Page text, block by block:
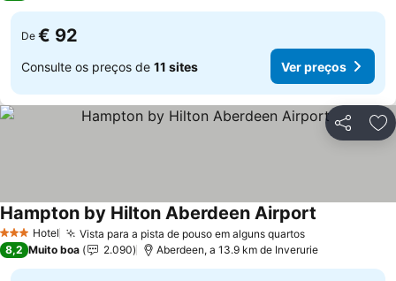
De € 92
Consulte os preços de 11 sites Ver preços
Partilhar
3 EstrelasHotel Vista para a pista de pouso em alguns quartos
Hampton by Hilton Aberdeen Airport
8,2 Muito boa 2.090 Aberdeen, a 13.9 km de Inverurie